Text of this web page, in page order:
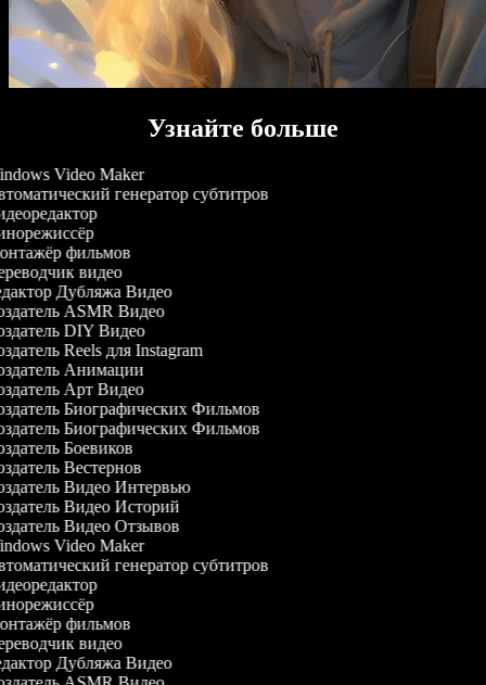
Узнайте больше
Video Maker
генератор субтитров
фильмов
видео
Дубляжа Видео
ASMR Видео
DIY Видео
Reels для Instagram
Анимации
Арт Видео
Биографических Фильмов
Биографических Фильмов
Боевиков
Вестернов
Видео Интервью
Видео Историй
Видео Отзывов
Video Maker
генератор субтитров
фильмов
видео
Дубляжа Видео